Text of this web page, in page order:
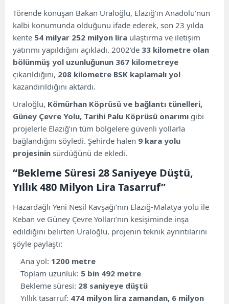
Törende konuşan Bakan Uraloğlu, Elazığ’ın Anadolu’nun
kalbi konumunda olduğunu ifade ederek, son 23 yılda
kente 54 milyar 252 milyon lira ulaştırma ve iletişim
yatırımı yapıldığını açıkladı. 2002’de 33 kilometre olan
bölünmüş yol uzunluğunun 367 kilometreye
çıkarıldığını, 208 kilometre BSK kaplamalı yol
kazandırıldığını aktardı.
Uraloğlu, Kömürhan Köprüsü ve bağlantı tünelleri,
Güney Çevre Yolu, Tarihi Palu Köprüsü onarımı gibi
projelerle Elazığ’ın tüm bölgelere güvenli yollarla
bağlandığını söyledi. Şehirde halen 9 kara yolu
projesinin sürdüğünü de ekledi.
“Bekleme Süresi 28 Saniyeye Düştü,
Yıllık 480 Milyon Lira Tasarruf”
Hazardağlı Yeni Nesil Kavşağı’nın Elazığ-Malatya yolu ile
Keban ve Güney Çevre Yolları’nın kesişiminde inşa
edildiğini belirten Uraloğlu, projenin teknik ayrıntılarını
şöyle paylaştı:
Ana yol: 1200 metre
Toplam uzunluk: 5 bin 492 metre
Bekleme süresi: 28 saniyeye düştü
Yıllık tasarruf: 474 milyon lira zamandan, 6 milyon